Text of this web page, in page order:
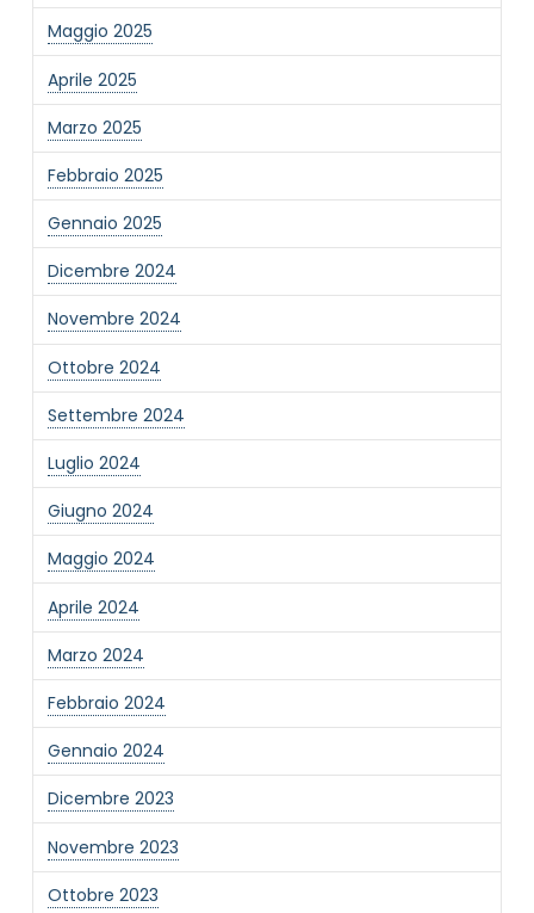
Maggio 2025
Aprile 2025
Marzo 2025
Febbraio 2025
Gennaio 2025
Dicembre 2024
Novembre 2024
Ottobre 2024
Settembre 2024
Luglio 2024
Giugno 2024
Maggio 2024
Aprile 2024
Marzo 2024
Febbraio 2024
Gennaio 2024
Dicembre 2023
Novembre 2023
Ottobre 2023
NOME STRUTTURA
MAIL REFERENTE
MOTIVO DEL CONTATTO
Informativa Privacy
Ho preso visione dell'informativa privacy
Privacy Policy completa
Newsletter
Desidero rimanere aggiornato sulle ultime
novità dell'Associazione tramite l'iscrizione alla
newsletter
Invia